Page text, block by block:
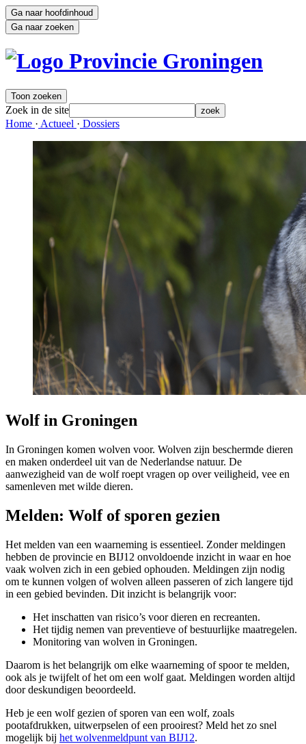
Ga naar hoofdinhoud
Ga naar zoeken
Toon zoeken
Zoek in de site zoek
Home · Actueel · Dossiers
Wolf in Groningen
In Groningen komen wolven voor. Wolven zijn beschermde dieren
en maken onderdeel uit van de Nederlandse natuur. De
aanwezigheid van de wolf roept vragen op over veiligheid, vee en
samenleven met wilde dieren.
Melden: Wolf of sporen gezien
Het melden van een waarneming is essentieel. Zonder meldingen
hebben de provincie en BIJ12 onvoldoende inzicht in waar en hoe
vaak wolven zich in een gebied ophouden. Meldingen zijn nodig
om te kunnen volgen of wolven alleen passeren of zich langere tijd
in een gebied bevinden. Dit inzicht is belangrijk voor:
Het inschatten van risico’s voor dieren en recreanten.
Het tijdig nemen van preventieve of bestuurlijke maatregelen.
Monitoring van wolven in Groningen.
Daarom is het belangrijk om elke waarneming of spoor te melden,
ook als je twijfelt of het om een wolf gaat. Meldingen worden altijd
door deskundigen beoordeeld.
Heb je een wolf gezien of sporen van een wolf, zoals
pootafdrukken, uitwerpselen of een prooirest? Meld het zo snel
mogelijk bij het wolvenmeldpunt van BIJ12.